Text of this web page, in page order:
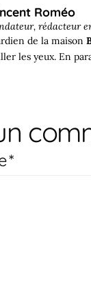
Roméo
rédacteur
de la maison
les yeux. En
*